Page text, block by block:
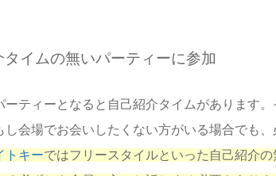
タイムの無いパーティーに参加
ーティーとなると自己紹介タイムがあります
し会場でお会いしたくない方がいる場合でも
トキーではフリースタイルといった自己紹介